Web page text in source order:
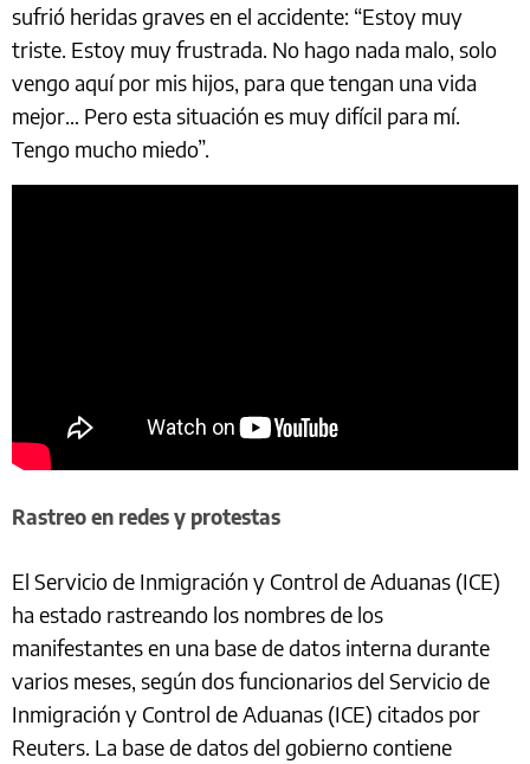
sufrió heridas graves en el accidente: “Estoy muy
triste. Estoy muy frustrada. No hago nada malo, solo
vengo aquí por mis hijos, para que tengan una vida
mejor… Pero esta situación es muy difícil para mí.
Tengo mucho miedo”.
Rastreo en redes y protestas
El Servicio de Inmigración y Control de Aduanas (ICE)
ha estado rastreando los nombres de los
manifestantes en una base de datos interna durante
varios meses, según dos funcionarios del Servicio de
Inmigración y Control de Aduanas (ICE) citados por
Reuters. La base de datos del gobierno contiene